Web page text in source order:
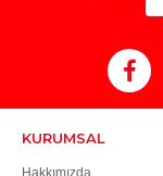
KURUMSAL
Hakkımızda